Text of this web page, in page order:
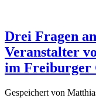
Drei Fragen
Veranstalter
im Freiburger
Gespeichert von